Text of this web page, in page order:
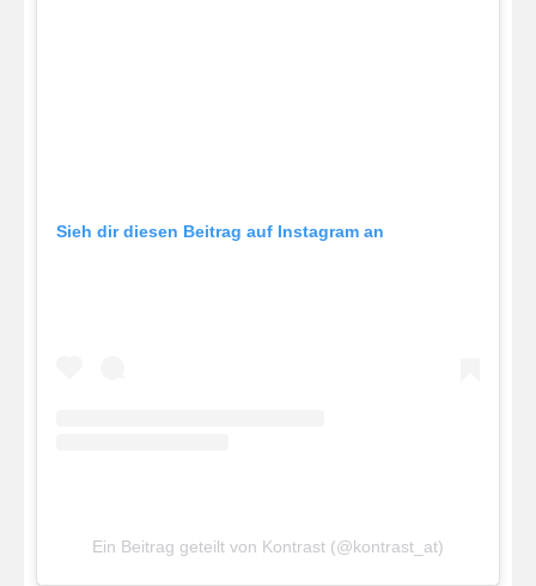
Sieh dir diesen Beitrag auf Instagram an
Ein Beitrag geteilt von Kontrast (@kontrast_at)